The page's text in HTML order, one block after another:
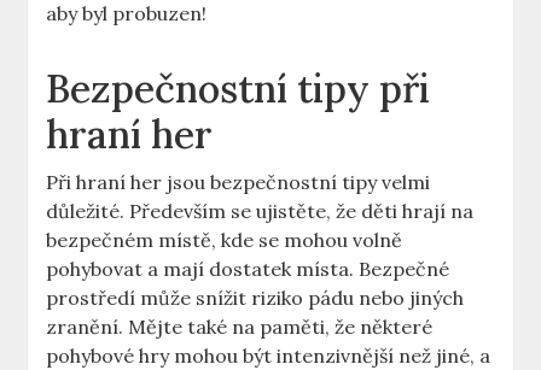
aby byl probuzen!
Bezpečnostní tipy při
hraní her
Při hraní her jsou bezpečnostní tipy velmi
důležité. Především se ujistěte, že děti hrají na
bezpečném místě, kde se mohou volně
pohybovat a mají dostatek místa. Bezpečné
prostředí může snížit riziko pádu nebo jiných
zranění. Mějte také na paměti, že některé
pohybové hry mohou být intenzivnější než jiné, a